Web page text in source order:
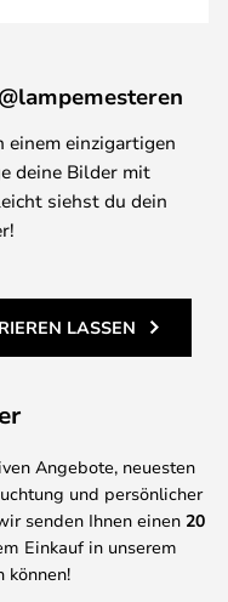
einem einzigartigen
deine Bilder mit
siehst du dein
LASSEN
Angebote, neuesten
und persönlicher
senden Ihnen einen 20
Einkauf in unserem
können!